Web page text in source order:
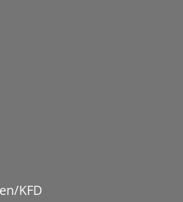
KFD